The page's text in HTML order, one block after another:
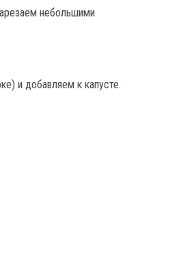
небольшими
и добавляем к капусте.